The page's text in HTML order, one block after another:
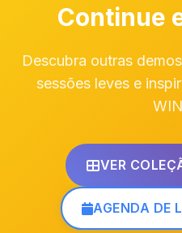
Continue
Descubra outras
sessões leves e
VER
AGENDA DE